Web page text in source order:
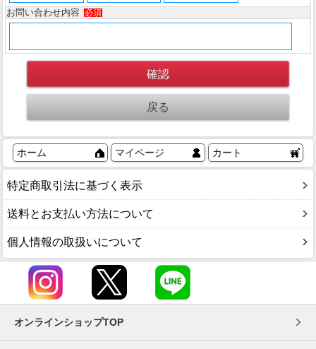
お問い合わせ内容
必須
ホーム マイページ カート
特定商取引法に基づく表示
送料とお支払い方法について
個人情報の取扱いについて
オンラインショップTOP